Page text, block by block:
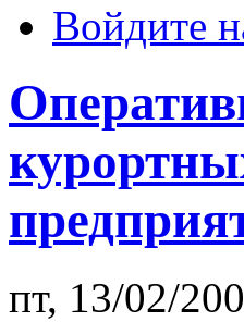
Войдите
пт, 13/02/